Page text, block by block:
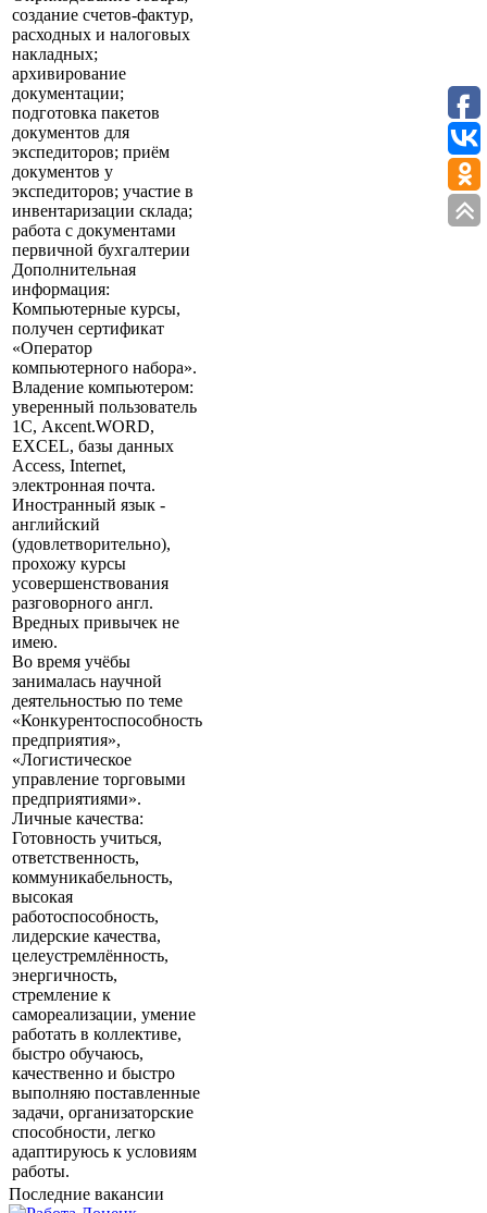
создание счетов-фактур,
расходных и налоговых
накладных;
архивирование
документации;
подготовка пакетов
документов для
экспедиторов; приём
документов у
экспедиторов; участие в
инвентаризации склада;
работа с документами
первичной бухгалтерии
Дополнительная
информация:
Компьютерные курсы,
получен сертификат
«Оператор
компьютерного набора».
Владение компьютером:
уверенный пользователь
1С, Aксent.WORD,
EXCEL, базы данных
Access, Internet,
электронная почта.
Иностранный язык -
английский
(удовлетворительно),
прохожу курсы
усовершенствования
разговорного англ.
Вредных привычек не
имею.
Во время учёбы
занималась научной
деятельностью по теме
«Конкурентоспособность
предприятия»,
«Логистическое
управление торговыми
предприятиями».
Личные качества:
Готовность учиться,
ответственность,
коммуникабельность,
высокая
работоспособность,
лидерские качества,
целеустремлённость,
энергичность,
стремление к
самореализации, умение
работать в коллективе,
быстро обучаюсь,
качественно и быстро
выполняю поставленные
задачи, организаторские
способности, легко
адаптируюсь к условиям
работы.
Последние вакансии